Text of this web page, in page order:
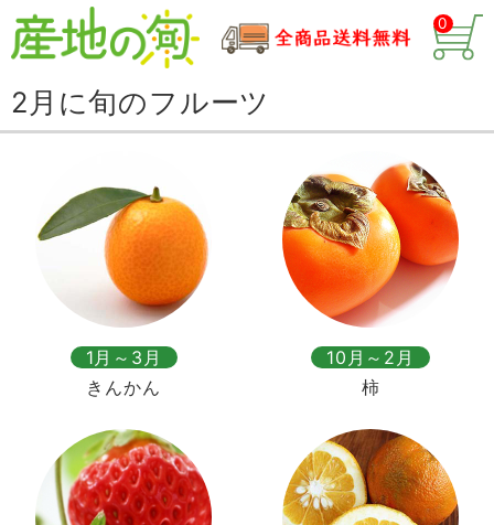
0
2月に旬のフルーツ
1月～3月
きんかん
10月～2月
柿